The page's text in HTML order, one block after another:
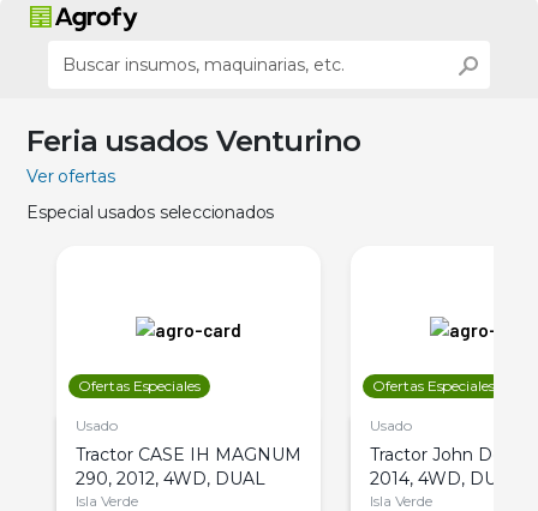
Feria usados Venturino
Ver ofertas
Especial usados seleccionados
Ofertas Especiales
Usado
Tractor CASE IH MAGNUM
290, 2012, 4WD, DUAL
Isla Verde
Ofertas Especiales
Usado
Tractor John Deere
2014, 4WD, DUAL
Isla Verde